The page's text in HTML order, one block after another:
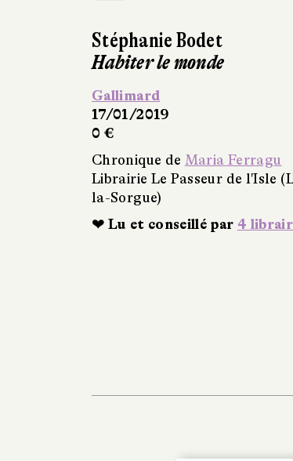
Stéphanie Bodet
Habiter le monde
Gallimard
17/01/2019
0 €
Chronique de Maria Ferragu
Librairie Le Passeur de l'Isle
la-Sorgue)
❤ Lu et conseillé par 4